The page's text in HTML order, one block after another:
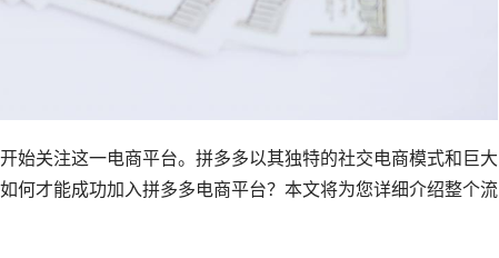
开始关注这一电商平台。拼多多以其独特的社交电商模式和巨大
何才能成功加入拼多多电商平台？本文将为您详细介绍整个流